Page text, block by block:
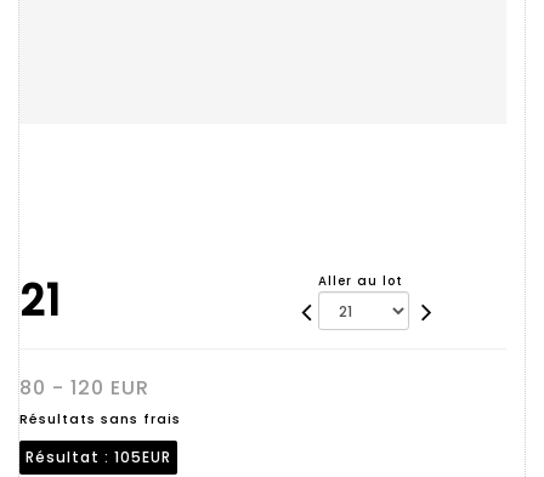
21 Aller au lot
80 - 120 EUR
Résultats sans frais
Résultat : 105EUR